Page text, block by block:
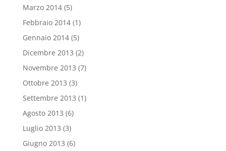
Marzo 2014(5)
Febbraio 2014(1)
Gennaio 2014(5)
Dicembre 2013 (2)
Novembre 2013 (7)
Ottobre 2013 (3)
Settembre 2013 (1)
Agosto 2013 (6)
Luglio 2013 (3)
Giugno 2013 (6)